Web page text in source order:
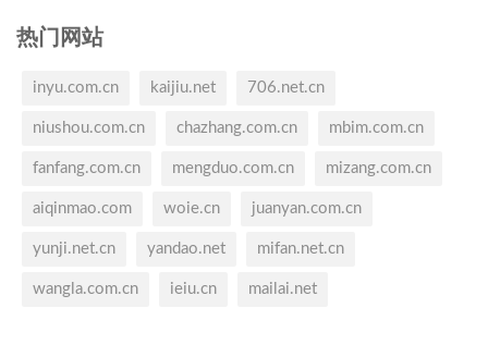
热门网站
inyu.com.cn kaijiu.net 706.net.cn
niushou.com.cn chazhang.com.cn mbim.com.cn
fanfang.com.cn mengduo.com.cn mizang.com.cn
aiqinmao.com woie.cn juanyan.com.cn
yunji.net.cn yandao.net mifan.net.cn
wangla.com.cn ieiu.cn mailai.net